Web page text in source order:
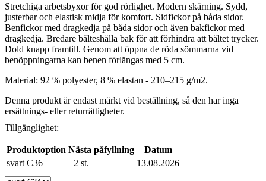
Stretchiga arbetsbyxor för god rörlighet. Modern skärning. Sydd,
justerbar och elastisk midja för komfort. Sidfickor på båda sidor.
Benfickor med dragkedja på båda sidor och även bakfickor med
dragkedja. Bredare bälteshälla bak för att förhindra att bältet trycker.
Dold knapp framtill. Genom att öppna de röda sömmarna vid
benöppningarna kan benen förlängas med 5 cm.
Material: 92 % polyester, 8 % elastan - 210–215 g/m2.
Denna produkt är endast märkt vid beställning, så den har inga
ersättnings- eller returrättigheter.
Tillgänglighet:
Produktoption Nästa påfyllning
Datum
svart C36
+2 st. 13.08.2026